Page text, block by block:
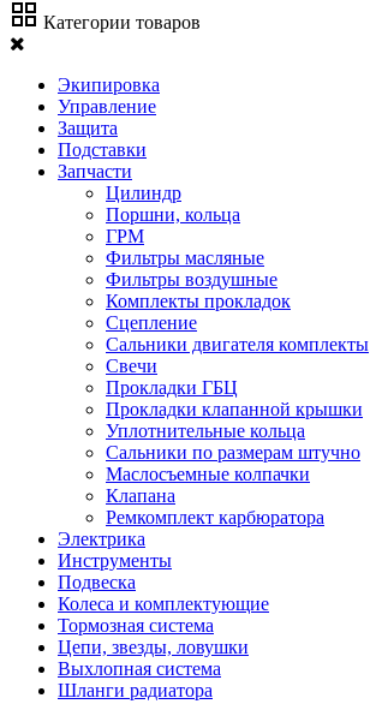
Категории товаров
Экипировка
Управление
Защита
Подставки
Запчасти
Цилиндр
Поршни, кольца
ГРМ
Фильтры масляные
Фильтры воздушные
Комплекты прокладок
Сцепление
Сальники двигателя комплекты
Свечи
Прокладки ГБЦ
Прокладки клапанной крышки
Уплотнительные кольца
Сальники по размерам штучно
Маслосъемные колпачки
Клапана
Ремкомплект карбюратора
Электрика
Инструменты
Подвеска
Колеса и комплектующие
Тормозная система
Цепи, звезды, ловушки
Выхлопная система
Шланги радиатора